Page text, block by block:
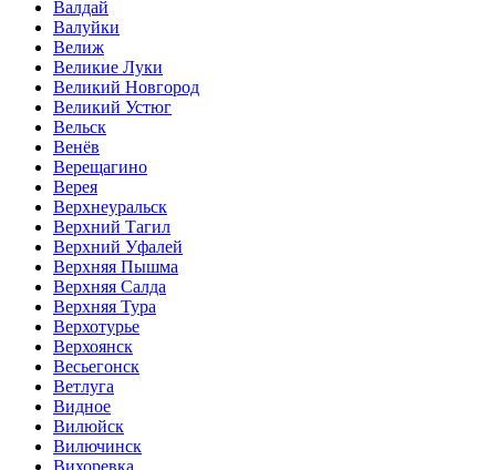
Валдай
Валуйки
Велиж
Великие Луки
Великий Новгород
Великий Устюг
Вельск
Венёв
Верещагино
Верея
Верхнеуральск
Верхний Тагил
Верхний Уфалей
Верхняя Пышма
Верхняя Салда
Верхняя Тура
Верхотурье
Верхоянск
Весьегонск
Ветлуга
Видное
Вилюйск
Вилючинск
Вихоревка